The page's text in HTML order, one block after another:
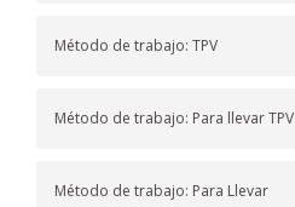
Método de trabajo: TPV
Método de trabajo: Para llevar TPV
Método de trabajo: Para Llevar